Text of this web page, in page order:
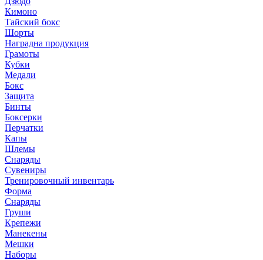
Кимоно
Тайский бокс
Шорты
Наградна продукция
Грамоты
Кубки
Медали
Бокс
Защита
Бинты
Боксерки
Перчатки
Капы
Шлемы
Снаряды
Сувениры
Тренировочный инвентарь
Форма
Снаряды
Груши
Крепежи
Манекены
Мешки
Наборы